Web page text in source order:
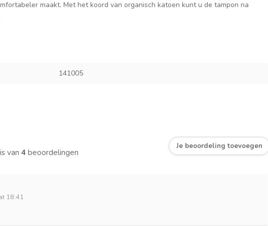
maakt. Met het koord van organisch katoen kunt u de tampon na
141005
van 4beoordelingen
Je beoordeling toevoegen
18:41